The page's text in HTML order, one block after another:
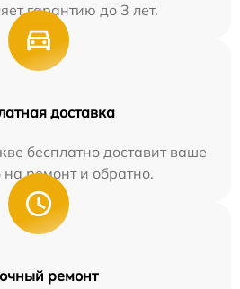
гарантию до 3 лет.
доставка
бесплатно доставит ваше
на ремонт и обратно.
ремонт